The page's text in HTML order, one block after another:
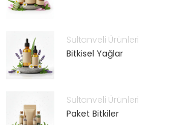
Sultanveli Ürünleri
Bitkisel Yağlar
Sultanveli Ürünleri
Paket Bitkiler